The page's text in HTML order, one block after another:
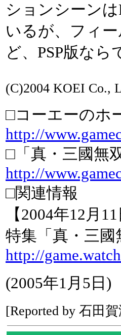
ションシーン
いるが、フィ
ど、PSP版な
(C)2004 KOEI Co.,
□コーエーのホ
http://
□「真・三國無
http://
□関連情報
【2004年12月
特集「真・三國
http://
(2005年1月5日)
[Reported by 石田